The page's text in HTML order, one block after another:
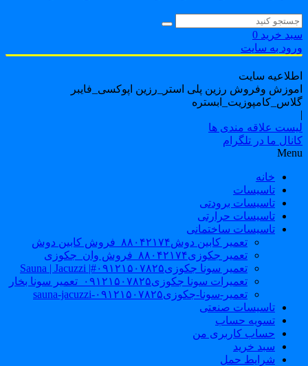
خرید 0
به سایت
سایت
وفروش رزین پلی استر_رزین اپوکسی_فایبر
علاقه مندی ها
ما در تلگرام
خانه
تاسیسات
تاسیسات برودتی
تاسیسات حرارتی
تاسیسات ساختمانی
تعمیر کابین دوش۸۸۰۴۲۱۷۴_فروش کابین دوش
تعمیر جکوزی۸۸۰۴۲۱۷۴_فروش وان_جکوزی
تعمیر سونا جکوزی۰۹۱۲۱۵۰۷۸۲۵#| Sauna | Jacuzzi
تعمیرات سونا جکوزی۰۹۱۲۱۵۰۷۸۲۵_تعمیر سونا بخار
تعمیر-سونا-جکوزی۰۹۱۲۱۵۰۷۸۲۵-sauna-jacuzzi
تاسیسات صنعتی
تسویه حساب
حساب کاربری من
سبد خرید
شرایط حمل